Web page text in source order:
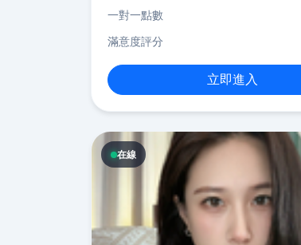
一對一點數
滿意度評分
立即進入
在線